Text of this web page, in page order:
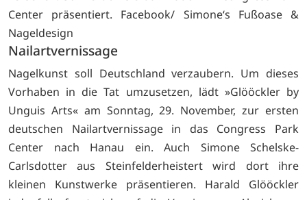
Center präsentiert. Facebook/ Simone‘s Fußoase &
Nageldesign
Nailartvernissage
Nagelkunst soll Deutschland verzaubern. Um dieses
Vorhaben in die Tat umzusetzen, lädt »Glööckler by
Unguis Arts« am Sonntag, 29. November, zur ersten
deutschen Nailartvernissage in das Congress Park
Center nach Hanau ein. Auch Simone Schelske-
Carlsdotter aus Steinfelderheistert wird dort ihre
kleinen Kunstwerke präsentieren. Harald Glööckler